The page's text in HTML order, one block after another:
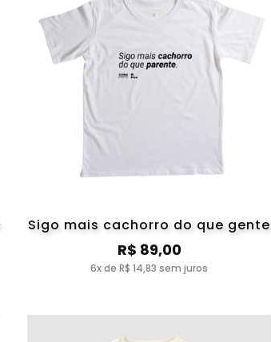
Sigo mais cachorro do que gente
R$ 89,00
6x de R$ 14,83 sem juros